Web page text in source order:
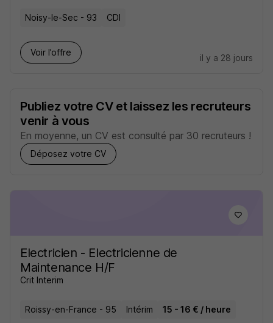
Noisy-le-Sec - 93 CDI
Voir l’offre
il y a 28 jours
Publiez votre CV et laissez les recruteurs
venir à vous
En moyenne, un CV est consulté par 30 recruteurs !
Déposez votre CV
Electricien - Electricienne de
Maintenance H/F
Crit Interim
Roissy-en-France - 95 Intérim 15 - 16 € / heure